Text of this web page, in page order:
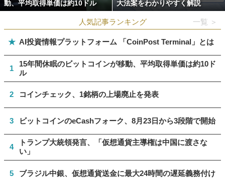
動、平均取得単価は約10ドル 大法案をわかりやすく解説
人気記事ランキング 一覧 ＞
★ AI投資情報プラットフォーム 「CoinPost Terminal」とは
1
15年間休眠のビットコインが移動、平均取得単価は約10ド
ル
2 コインチェック、1銘柄の上場廃止を発表
3 ビットコインのeCashフォーク、8月23日から3段階で開始
4
トランプ大統領発言、「仮想通貨主導権は中国に渡さな
い」
5 ブラジル中銀、仮想通貨送金に最大24時間の遅延義務付け